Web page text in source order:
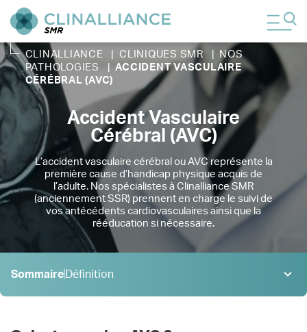
CLINALLIANCE CLINIQUES SMR
NOS
PATHOLOGIES
ACCIDENT VASCULAIRE
CÉRÉBRAL (AVC)
Accident Vasculaire
Cérébral (AVC)
L’accident vasculaire cérébral ou AVC représente la
première cause d’handicap physique acquis de
l’adulte. Nos spécialistes à Clinalliance SMR
(anciennement SSR) prennent en charge le suivi de
vos antécédents cardiovasculaires ainsi que la
rééducation si nécessaire.
Sommaire Définition
1 .Définition